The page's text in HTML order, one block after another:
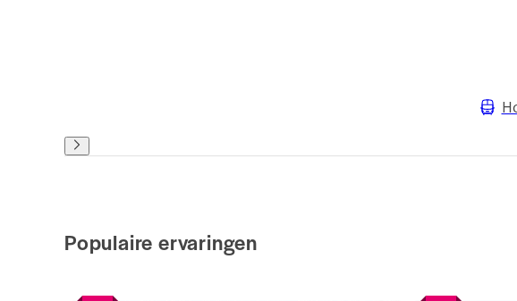
Populaire ervaringen